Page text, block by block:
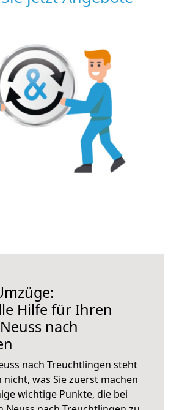
Hilfe für Ihren
nach
nach Treuchtlingen steht
nicht, was Sie zuerst machen
wichtige Punkte, die bei